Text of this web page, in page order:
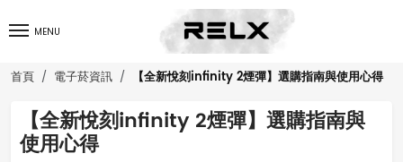
MENU
首頁 電子菸資訊 【全新悅刻infinity 2煙彈】選購指南與使用心得
【全新悅刻infinity 2煙彈】選購指南與
使用心得